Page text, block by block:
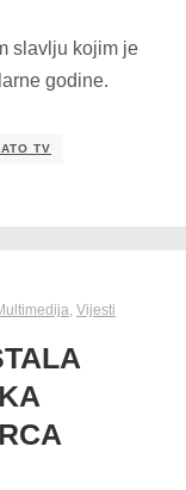
slavlju kojim je
godine.
TV
, Vijesti